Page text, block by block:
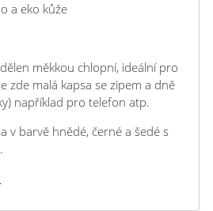
a eko kůže
měkkou chlopní, ideální pro
zde malá kapsa se zipem a dně
například pro telefon atp.
v barvě hnědé, černé a šedé s